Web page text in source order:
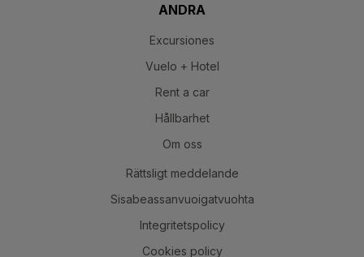
ANDRA
Excursiones
Vuelo + Hotel
Rent a car
Hållbarhet
Om oss
Rättsligt meddelande
Sisabeassanvuoigatvuohta
Integritetspolicy
Cookies policy